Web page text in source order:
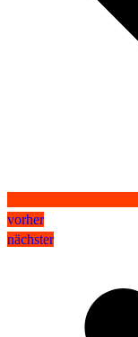
vorher
nächster